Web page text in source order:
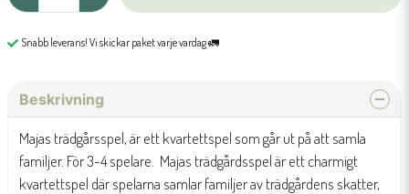
Snabb leverans! Vi skickar paket varje vardag 🚛
Beskrivning
Majas trädgårsspel, är ett kvartettspel som går ut på att samla
familjer. För 3-4 spelare. Majas trädgårdsspel är ett charmigt
kvartettspel där spelarna samlar familjer av trädgårdens skatter,